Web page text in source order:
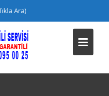
Ara)